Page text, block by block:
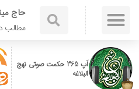
حاج
مطالب
اَپ 365 حکمت صوتی نهج
البلاغه